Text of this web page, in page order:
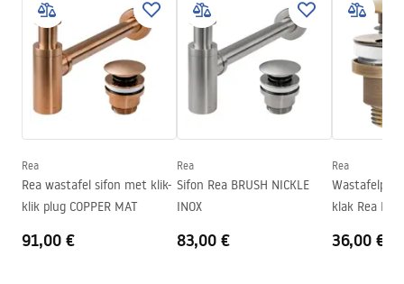
Afwerking
Glanzend
Lengte
510mm
Breedte
400
Hoogte
130
Vorm
Kraangat
Nee
Montagehandleiding
Basin.pdf
Garantievoorwaarden
Warranty_Terms_and_Conditions_Basins_-_5.pdf
Rea
Rea wastafel sifon met klik-
klik plug COPPER MAT
91,00 €
Rea
Sifon Rea BRUSH NICKLE
INOX
83,00 €
Rea
klak Rea
36,00 €